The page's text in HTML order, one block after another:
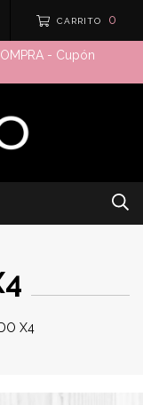
CARRITO 0
- Cupón
X4